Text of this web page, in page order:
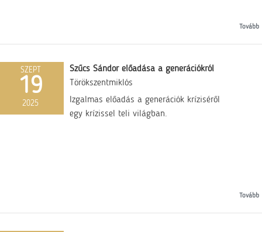
Tovább
SZEPT
19
2025
Szűcs Sándor előadása a generációkról
Törökszentmiklós
Izgalmas előadás a generációk kríziséről
egy krízissel teli világban.
Tovább